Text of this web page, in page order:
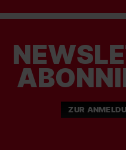
ZUR